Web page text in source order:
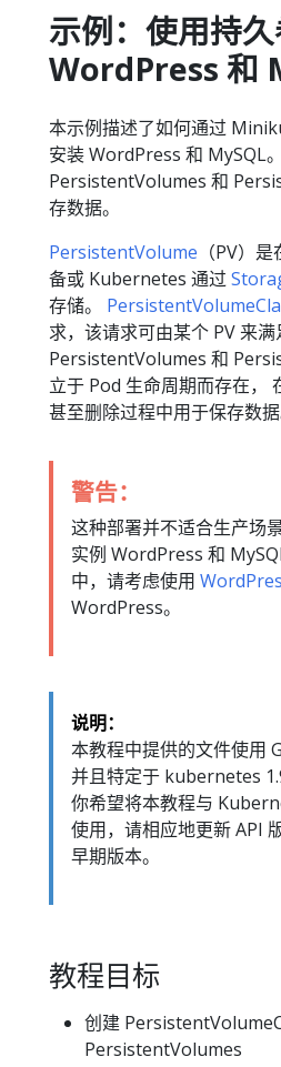
示例：使用持
WordPress 和
本示例描述了如何通过
安装 WordPress 和 MySQL
PersistentVolumes 和
存数据。
PersistentVolume （PV）
备或 Kubernetes 通过
存储。
求，该请求可由某个 PV 来满
PersistentVolumes 和
立于 Pod 生命周期而存在，
甚至删除过程中用于保存数据
警告：
这种部署并不适合生产场
实例 WordPress 和
中，请考虑使用
WordPress。
说明：
本教程中提供的文件使用
并且特定于 kubernetes
你希望将本教程与
使用，请相应地更新 API
早期版本。
教程目标
创建
PersistentVolumes